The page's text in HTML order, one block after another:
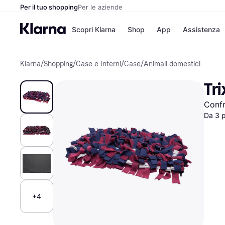
Per il tuo shoppingPer le aziende
Scopri Klarna
Opzioni di
Paga dopo 30 giorni
Finanziamento
Shop
Negozi
Unieuro
Media
eBay
Zalando
Elenco negozi
App Assistenza
Klarna/Shopping/Case e Interni/Case/Animali domestici
+4
Da 3